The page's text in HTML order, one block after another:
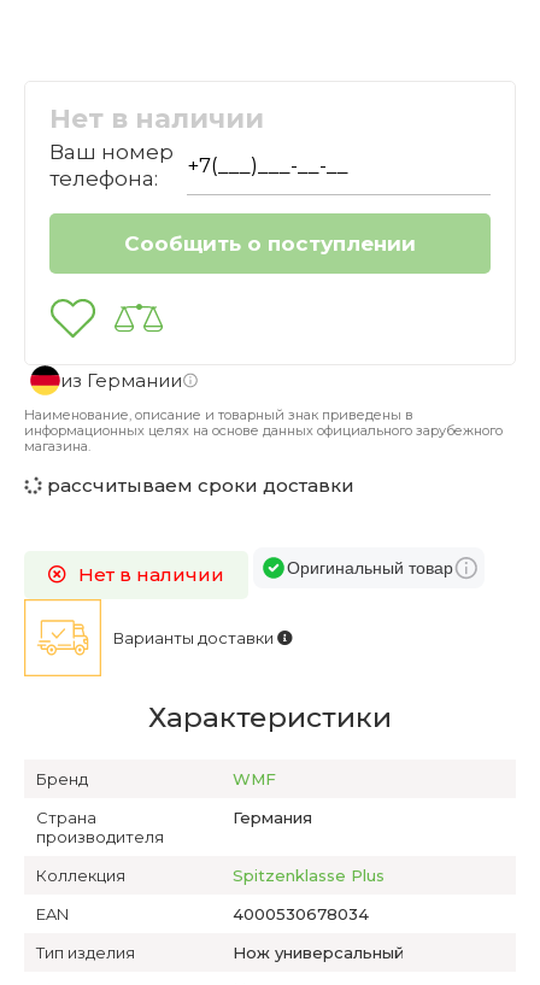
Нет в наличии
Ваш номер
телефона:
из Германии
Наименование, описание и товарный знак приведены в
информационных целях на основе данных официального зарубежного
магазина.
рассчитываем сроки доставки
Варианты доставки
Нет в наличии Оригинальный товар
Характеристики
Бренд
WMF
Страна
производителя
Германия
Коллекция
Spitzenklasse Plus
EAN
4000530678034
Тип изделия
Нож универсальный